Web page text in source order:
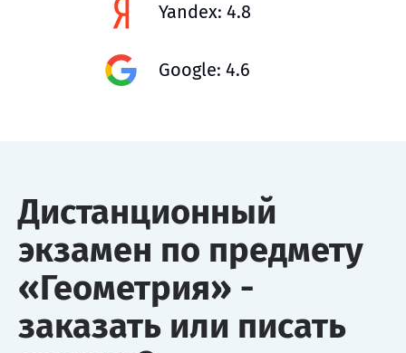
Yandex: 4.8
Google: 4.6
Дистанционный
экзамен по предмету
«Геометрия» -
заказать или писать